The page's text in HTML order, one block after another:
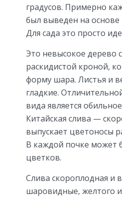
градусов. Примерно
был выведен на основе
Для сада это просто
Это невысокое дерево
раскидистой кроной,
форму шара. Листья и
гладкие.
вида является
Китайская слива —
выпускает цветоносы
В каждой почке может
цветков.
Слива скороплодная и
шаровидные, желтого